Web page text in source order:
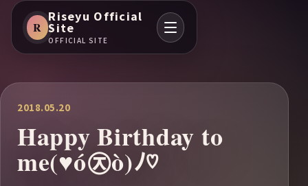
R
Riseyu Official
Site
OFFICIAL SITE
2018.05.20
Happy Birthday to
me(♥ó㉨ò)ﾉ♡